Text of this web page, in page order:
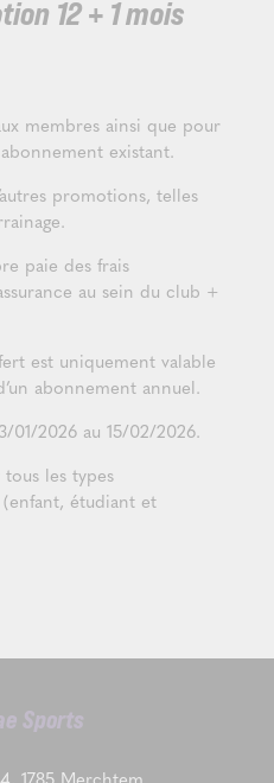
12 + 1 mois
membres ainsi que pour
existant.
promotions, telles
paie des frais
au sein du club +
est uniquement valable
abonnement annuel.
01/2026 au 15/02/2026.
les types
(enfant, étudiant et
Sports